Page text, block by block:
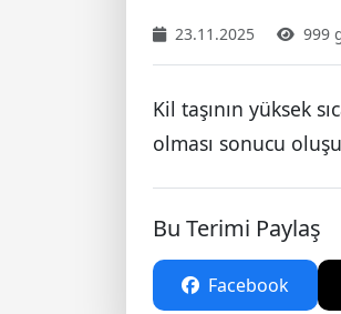
23.11.2025 999
Kil taşının yüksek
olması sonucu
Bu Terimi Paylaş
Facebook